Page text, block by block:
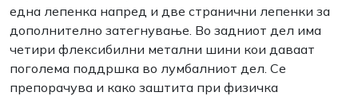
една лепенка напред и две странични лепенки за
дополнително затегнување. Во задниот дел има
четири флексибилни метални шини кои даваат
поголема поддршка во лумбалниот дел. Се
препорачува и како заштита при физичка